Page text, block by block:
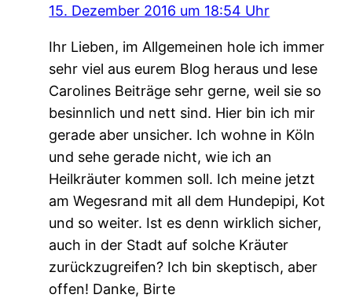
15. Dezember 2016 um 18:54 Uhr
Ihr Lieben, im Allgemeinen hole ich immer
sehr viel aus eurem Blog heraus und lese
Carolines Beiträge sehr gerne, weil sie so
besinnlich und nett sind. Hier bin ich mir
gerade aber unsicher. Ich wohne in Köln
und sehe gerade nicht, wie ich an
Heilkräuter kommen soll. Ich meine jetzt
am Wegesrand mit all dem Hundepipi, Kot
und so weiter. Ist es denn wirklich sicher,
auch in der Stadt auf solche Kräuter
zurückzugreifen? Ich bin skeptisch, aber
offen! Danke, Birte